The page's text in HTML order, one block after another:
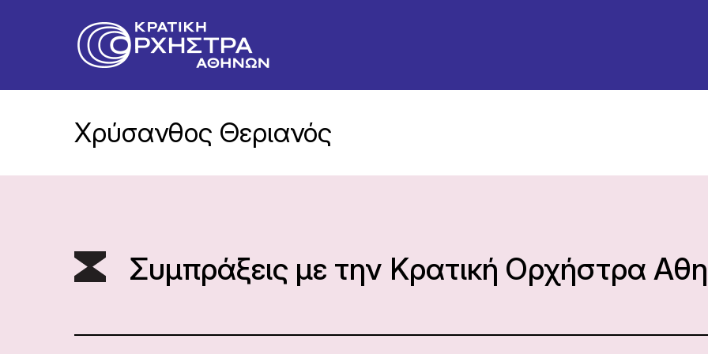
Χρύσανθος Θεριανός
Συμπράξεις με την Κρατική Ορχήστρα